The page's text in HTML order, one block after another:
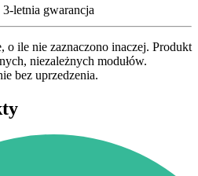
3-letnia gwarancja
o ile nie zaznaczono inaczej. Produkt
niezależnych modułów.
bez uprzedzenia.